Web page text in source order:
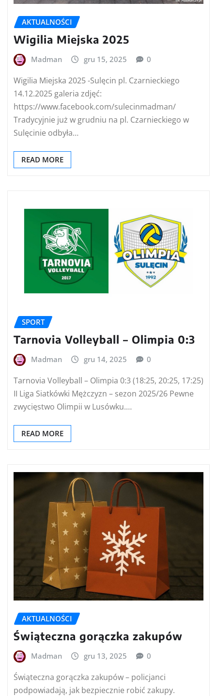
AKTUALNOŚCI
Wigilia Miejska 2025
Madman gru 15, 2025 0
Wigilia Miejska 2025 -Sulęcin pl. Czarnieckiego
14.12.2025 galeria zdjęć:
https://www.facebook.com/sulecinmadman/
Tradycyjnie już w grudniu na pl. Czarnieckiego w
Sulęcinie odbyła…
READ MORE
SPORT
Tarnovia Volleyball – Olimpia 0:3
Madman gru 14, 2025 0
Tarnovia Volleyball – Olimpia 0:3 (18:25, 20:25, 17:25)
II Liga Siatkówki Mężczyzn – sezon 2025/26 Pewne
zwycięstwo Olimpii w Lusówku.…
READ MORE
AKTUALNOŚCI
Świąteczna gorączka zakupów
Madman gru 13, 2025 0
Świąteczna gorączka zakupów – policjanci
podpowiadają, jak bezpiecznie robić zakupy.